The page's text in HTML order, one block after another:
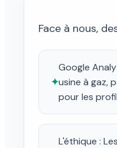
Face à nous,
✦
Google
usine à gaz,
pour les
L'éthique :